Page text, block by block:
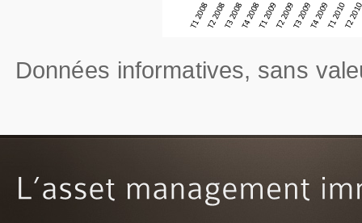
Données informatives, sans